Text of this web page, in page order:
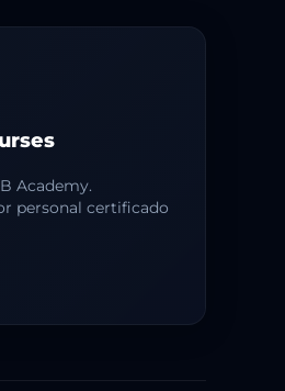
Academy.
personal certificado